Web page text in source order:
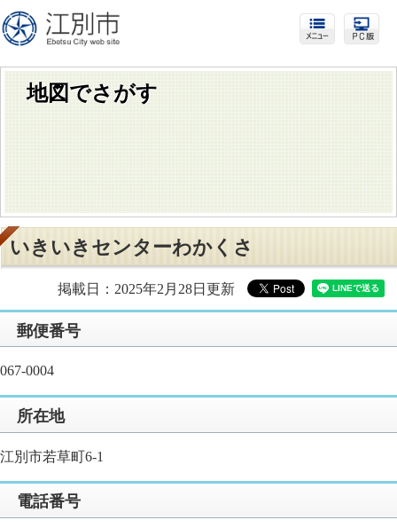
地図でさがす
いきいきセンターわかくさ
掲載日：2025年2月28日更新
​郵便番号
067-0004
所在地
江別市若草町6-1
電話番号